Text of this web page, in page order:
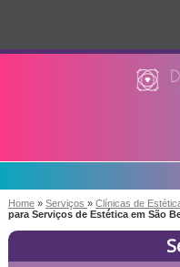
Home » Serviços » Clínicas de
para Serviços de Estética em São